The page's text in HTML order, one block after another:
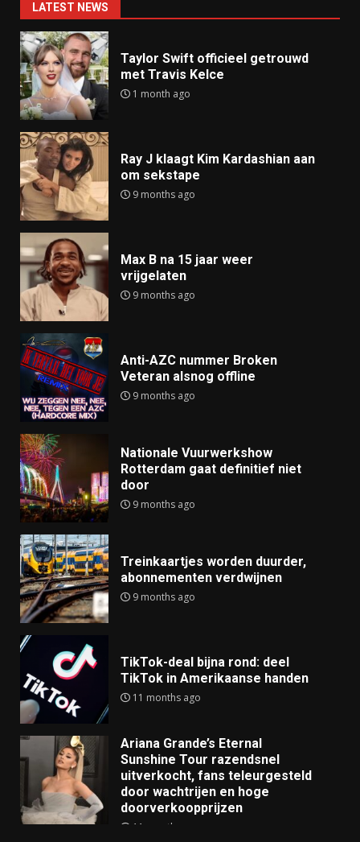
LATEST NEWS
Taylor Swift officieel getrouwd
met Travis Kelce
1 month ago
Ray J klaagt Kim Kardashian aan
om sekstape
9 months ago
Max B na 15 jaar weer
vrijgelaten
9 months ago
Anti-AZC nummer Broken
Veteran alsnog offline
9 months ago
Nationale Vuurwerkshow
Rotterdam gaat definitief niet
door
9 months ago
Treinkaartjes worden duurder,
abonnementen verdwijnen
9 months ago
TikTok-deal bijna rond: deel
TikTok in Amerikaanse handen
11 months ago
Ariana Grande’s Eternal
Sunshine Tour razendsnel
uitverkocht, fans teleurgesteld
door wachtrijen en hoge
doorverkoopprijzen
11 months ago